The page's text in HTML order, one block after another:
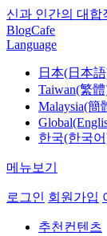
신과 인간의 대합
BlogCafe
Language
日本(日本
Taiwan(繁
Malaysia(簡
한국(한국
메뉴보기
로그인 회원가입
추천컨텐츠